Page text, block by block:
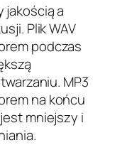
jakością a
Plik WAV
podczas
MP3
na końcu
mniejszy i